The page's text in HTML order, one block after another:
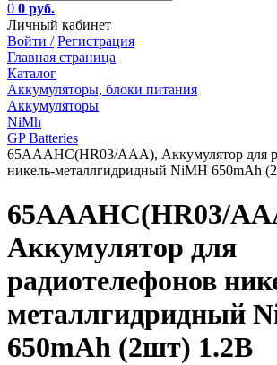
0 0 руб.
Личный кабинет
Войти / Регистрация
Главная страница
Каталог
Аккумуляторы, блоки питания
Аккумуляторы
NiMh
GP Batteries
65AAAHC(HR03/ААА), Аккумулятор для
никель-металлгидридный NiMH 650mAh
65AAAHC(HR03/
Аккумулятор для
радиотелефонов
металлгидридный
650mAh (2шт) 1.2В